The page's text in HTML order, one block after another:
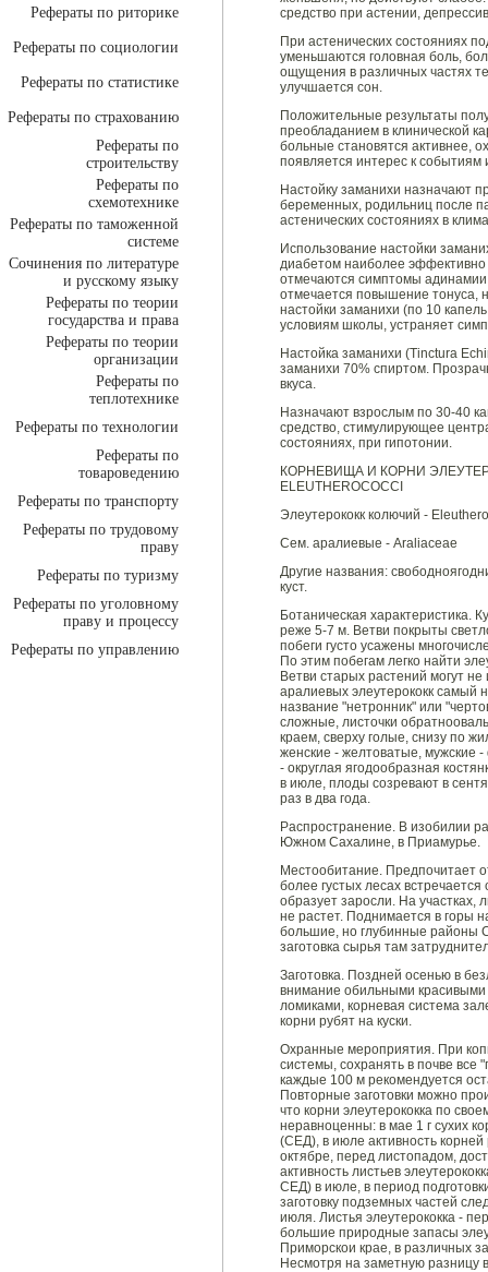
Рефераты по риторике
Рефераты по социологии
Рефераты по статистике
Рефераты по страхованию
Рефераты по
строительству
Рефераты по
схемотехнике
Рефераты по таможенной
системе
Сочинения по литературе
и русскому языку
Рефераты по теории
государства и права
Рефераты по теории
организации
Рефераты по
теплотехнике
Рефераты по технологии
Рефераты по
товароведению
Рефераты по транспорту
Рефераты по трудовому
праву
Рефераты по туризму
Рефераты по уголовному
праву и процессу
Рефераты по управлению
средство при астении,
При астенических состояниях
уменьшаются головная боль,
ощущения в различных частях
улучшается сон.
Положительные результаты
преобладанием в клинической
больные становятся активнее,
появляется интерес к событиям
Настойку заманихи назначают
беременных, родильниц после
астенических состояниях в
Использование настойки
диабетом наиболее эффективно
отмечаются симптомы
отмечается повышение тонуса,
настойки заманихи (по 10
условиям школы, устраняет
Настойка заманихи (Tinctura
заманихи 70% спиртом.
вкуса.
Назначают взрослым по 30-40
средство, стимулирующее
состояниях, при гипотонии.
КОРНЕВИЩА И КОРНИ
ELEUTHEROCOCCI
Элеутерококк колючий -
Сем. аралиевые - Araliaceae
Другие названия:
куст.
Ботаническая характеристика.
реже 5-7 м. Ветви покрыты
побеги густо усажены
По этим побегам легко найти
Ветви старых растений могут
аралиевых элеутерококк самый
название "нетронник" или
сложные, листочки
краем, сверху голые, снизу по
женские - желтоватые, мужские
- округлая ягодообразная
в июле, плоды созревают в
раз в два года.
Распространение. В изобилии
Южном Сахалине, в Приамурье.
Местообитание. Предпочитает
более густых лесах
образует заросли. На участках,
не растет. Поднимается в горы
большие, но глубинные районы
заготовка сырья там
Заготовка. Поздней осенью в
внимание обильными
ломиками, корневая система
корни рубят на куски.
Охранные мероприятия. При
системы, сохранять в почве все
каждые 100 м рекомендуется
Повторные заготовки можно
что корни элеутерококка по
неравноценны: в мае 1 г сухих
(СЕД), в июле активность корней
октябре, перед листопадом,
активность листьев
СЕД) в июле, в период
заготовку подземных частей
июля. Листья элеутерококка -
большие природные запасы
Приморскои крае, в различных
Несмотря на заметную разницу